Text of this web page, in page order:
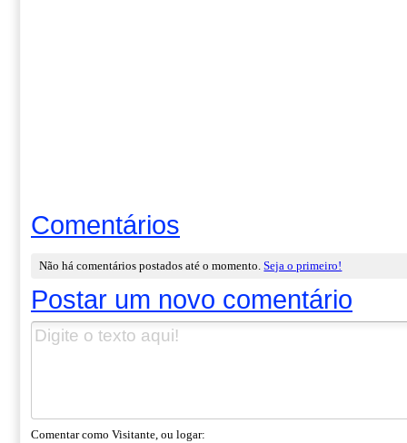
Comentários
Não há comentários postados até o momento.Seja o primeiro!
Postar um novo comentário
Comentar como Visitante, ou logar: